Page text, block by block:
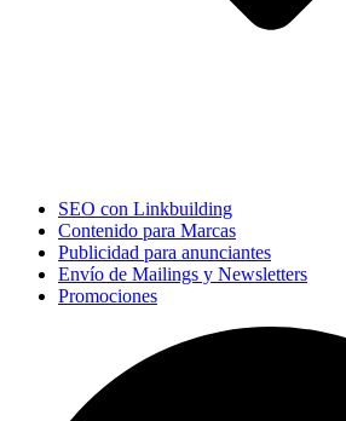
SEO con Linkbuilding
Contenido para Marcas
Publicidad para anunciantes
Envío de Mailings y Newsletters
Promociones